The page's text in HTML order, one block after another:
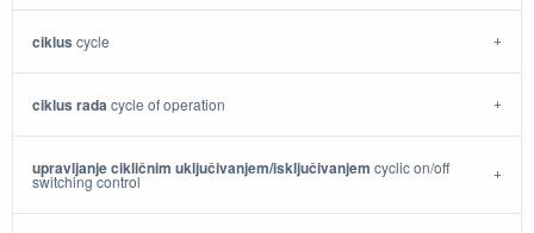
ciklus cycle
ciklus radacycle of operation
upravljanje cikličnim uključivanjem/isključivanjem cyclic on/off
switching control